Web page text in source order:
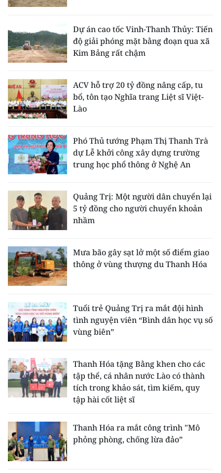
Dự án cao tốc Vinh-Thanh Thủy: Tiến
độ giải phóng mặt bằng đoạn qua xã
Kim Bảng rất chậm
ACV hỗ trợ 20 tỷ đồng nâng cấp, tu
bổ, tôn tạo Nghĩa trang Liệt sĩ Việt-
Lào
Phó Thủ tướng Phạm Thị Thanh Trà
dự Lễ khởi công xây dựng trường
trung học phổ thông ở Nghệ An
Quảng Trị: Một người dân chuyển lại
5 tỷ đồng cho người chuyển khoản
nhầm
Mưa bão gây sạt lở một số điểm giao
thông ở vùng thượng du Thanh Hóa
Tuổi trẻ Quảng Trị ra mắt đội hình
tình nguyện viên “Bình dân học vụ số
vùng biên”
Thanh Hóa tặng Bằng khen cho các
tập thể, cá nhân nước Lào có thành
tích trong khảo sát, tìm kiếm, quy
tập hài cốt liệt sĩ
Thanh Hóa ra mắt công trình "Mô
phỏng phòng, chống lừa đảo”